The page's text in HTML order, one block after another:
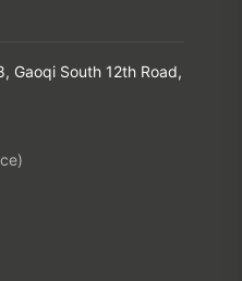
Gaoqi South 12th Road,